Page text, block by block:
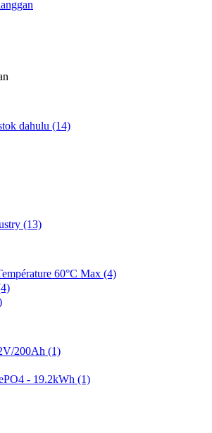
dahulu (14)
(13)
60°C Max (4)
200Ah (1)
- 19.2kWh (1)